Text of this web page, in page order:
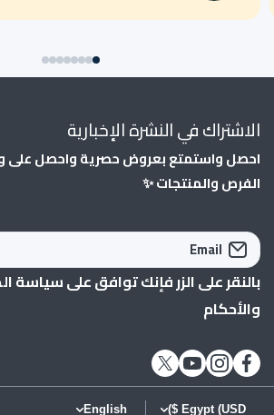
الاشتراك في النشرة الإخبارية
احصل واستمتع بعروض حصرية واحصل على
الفرص والمنتجات ✨
Email
بالنقر على الزر فإنك توافق علىسياسة
والأحكام
facebookcom/AlSaeycom1/
instagramcom/alsaey_com/
youtubecom/shopify
twittercom/alsaey_com
Egypt (USD $)
English